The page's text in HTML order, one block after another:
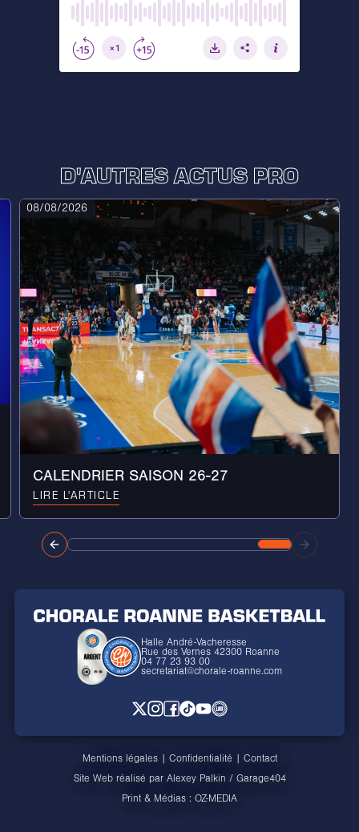
D'AUTRES ACTUS PRO
08/08/2026
CALENDRIER SAISON 26-27
LIRE L'ARTICLE
Halle André-Vacheresse
Rue des Vernes 42300 Roanne
04 77 23 93 00
secretariat@chorale-roanne.com
Mentions légales| Confidentialité | Contact
Site Web réalisé par Alexey Palkin / Garage404
Print & Médias : OZ-MEDIA